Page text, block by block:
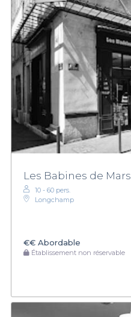
Les Babines de Mars
10 - 60 pers.
Longchamp
€€ Abordable
Établissement non réservable